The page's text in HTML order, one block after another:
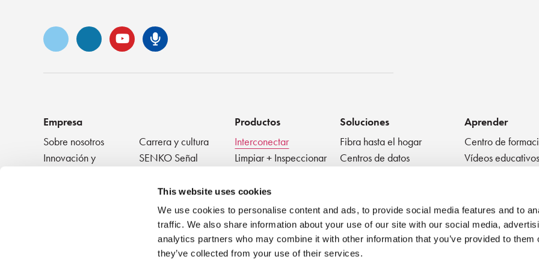
This website uses cookies
We use cookies to personalise content and ads, to provide social media features and to
traffic. We also share information about your use of our site with our social media,
analytics partners who may combine it with other information that you’ve provided to them
they’ve collected from your use of their services.
Vimeo LinkedInYouTubePodcast de Senko
Empresa
Sobre nosotros
Carrera y cultura
Innovación y
reconocimiento
SENKO Señal
NOTICIAS
Productos
Interconectar
Limpiar + Inspeccionar
+ Probar
Dispositivos pasivos
Soluciones
Fibra hasta el hogar
Centros de datos
Factor de forma muy
pequeño
Aprender
Centro de
Vídeos educativos
Mejores prácticas
Seminario en